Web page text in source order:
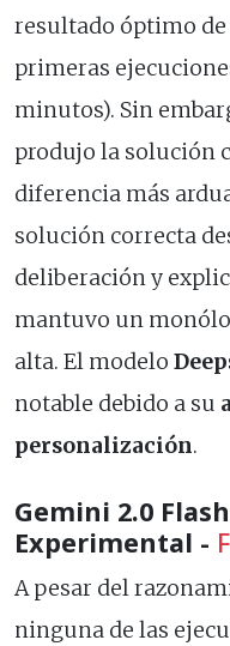
resultado óptimo de
primeras
minutos). Sin
produjo la solución
diferencia más
solución correcta
deliberación y
mantuvo un
alta. El modelo
notable debido a su
personalización.
Gemini 2.0
Experimental -
A pesar del
ninguna de las